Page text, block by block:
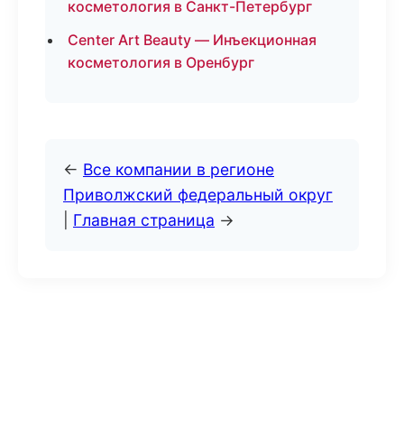
косметология в Санкт-Петербург
Center Art Beauty — Инъекционная
косметология в Оренбург
← Все компании в регионе
Приволжский федеральный округ
Главная страница →